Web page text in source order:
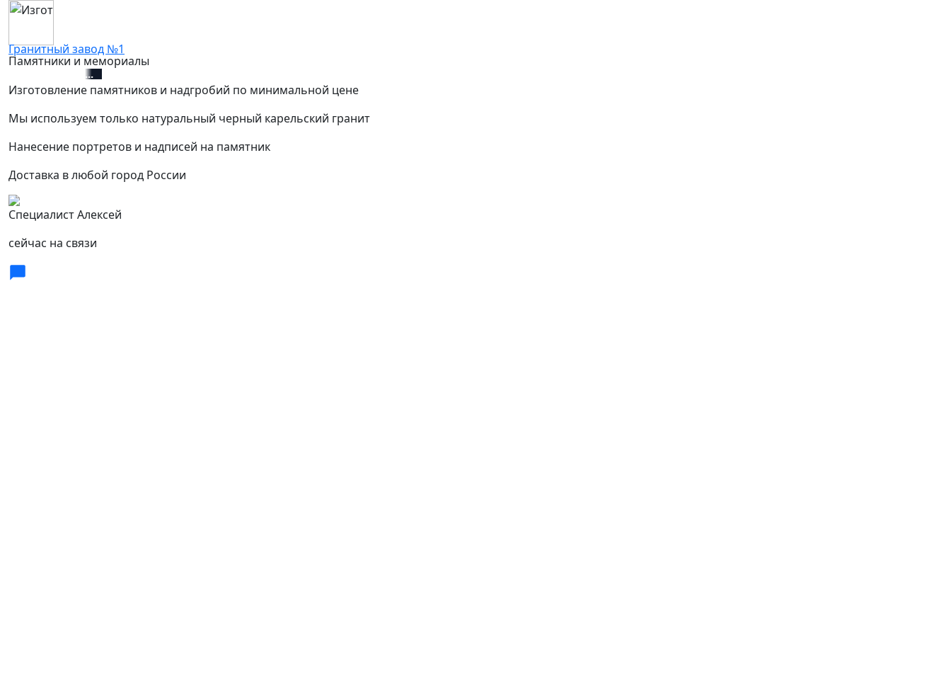
Гранитный завод №1
Памятники и мемориалы
+7 (812) 627-67-01
Изготовление памятников и надгробий по минимальной цене
Мы используем только натуральный черный карельский гранит
Нанесение портретов и надписей на памятник
Доставка в любой город России
Специалист Алексей
сейчас на связи